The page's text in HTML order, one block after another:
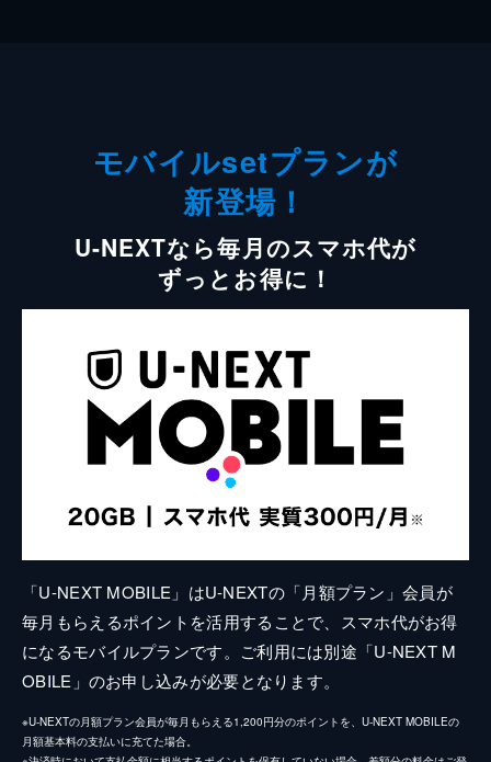
モバイルsetプランが
新登場！
U-NEXTなら毎月のスマホ代が
ずっとお得に！
「U-NEXT MOBILE」はU-NEXTの「月額プラン」会員が
毎月もらえるポイントを活用することで、スマホ代がお得
になるモバイルプランです。ご利用には別途「U-NEXT M
OBILE」のお申し込みが必要となります。
※U-NEXTの月額プラン会員が毎月もらえる1,200円分のポイントを、U-NEXT MOBILEの
月額基本料の支払いに充てた場合。